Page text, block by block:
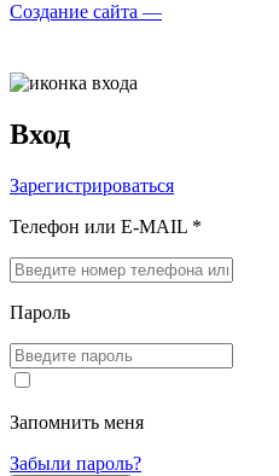
Создание сайта —
Вход
Зарегистрироваться
Телефон или E-MAIL *
Пароль
Запомнить меня
Забыли пароль?